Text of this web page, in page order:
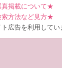
掲載について★
方法など見方★
広告を利用してい